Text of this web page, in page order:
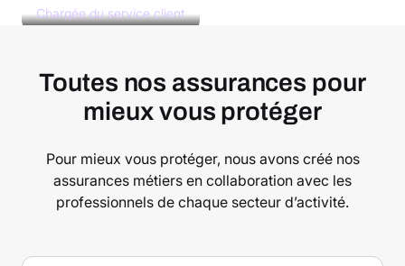
Chargée du service client
Toutes nos assurances pour
mieux vous protéger
Pour mieux vous protéger, nous avons créé nos
assurances métiers en collaboration avec les
professionnels de chaque secteur d’activité.